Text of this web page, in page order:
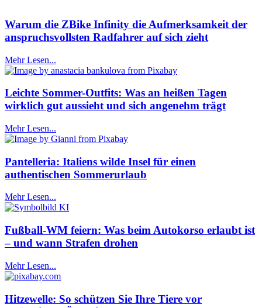
Warum die ZBike Infinity die Aufmerksamkeit der
anspruchsvollsten Radfahrer auf sich zieht
Mehr Lesen...
Leichte Sommer-Outfits: Was an heißen Tagen
wirklich gut aussieht und sich angenehm trägt
Mehr Lesen...
Pantelleria: Italiens wilde Insel für einen
authentischen Sommerurlaub
Mehr Lesen...
Fußball-WM feiern: Was beim Autokorso erlaubt ist
– und wann Strafen drohen
Mehr Lesen...
Hitzewelle: So schützen Sie Ihre Tiere vor